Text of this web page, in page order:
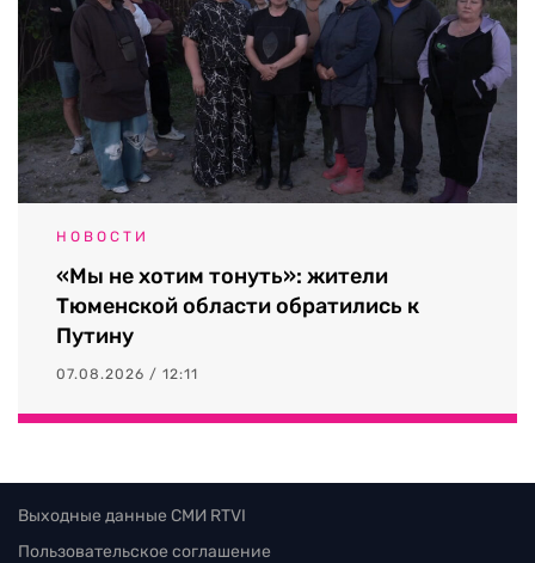
НОВОСТИ
«Мы не хотим тонуть»: жители
Тюменской области обратились к
Путину
07.08.2026 / 12:11
Выходные данные СМИ RTVI
Пользовательское соглашение